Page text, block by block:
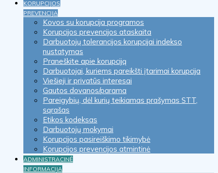
KORUPCIJOS
PREVENCIJA
Kovos su korupcija programos
Korupcijos prevencijos ataskaita
Darbuotojų tolerancijos korupcijai indekso
nustatymas
Praneškite apie korupciją
Darbuotojai, kuriems pareikšti įtarimai korupcija
Viešieji ir privatūs interesai
Gautos dovanos/parama
Pareigybių, dėl kurių teikiamas prašymas STT,
sąrašas
Etikos kodeksas
Darbuotojų mokymai
Korupcijos pasireiškimo tikimybė
Korupcijos prevencijos atmintinė
ADMINISTRACINĖ
INFORMACIJA